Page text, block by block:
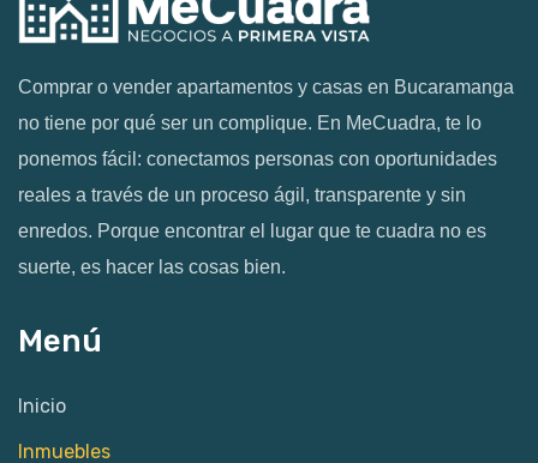
Comprar o vender apartamentos y casas en Bucaramanga
no tiene por qué ser un complique. En MeCuadra, te lo
ponemos fácil: conectamos personas con oportunidades
reales a través de un proceso ágil, transparente y sin
enredos. Porque encontrar el lugar que te cuadra no es
suerte, es hacer las cosas bien.
Menú
Inicio
Inmuebles